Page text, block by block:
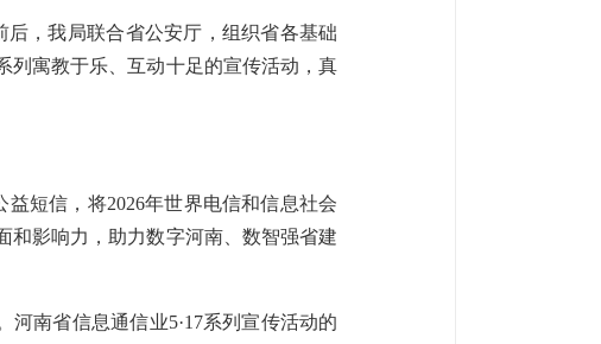
，我局联合省公安厅，组织省各基础
列寓教于乐、互动十足的宣传活动，真
短信，将2026年世界电信和信息社会
和影响力，助力数字河南、数智强省建
南省信息通信业5·17系列宣传活动的